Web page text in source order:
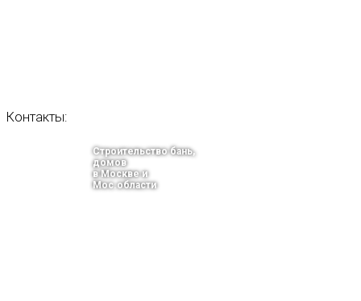
Контакты:
Строительство бань,
домов
в Москве и
Мос.области